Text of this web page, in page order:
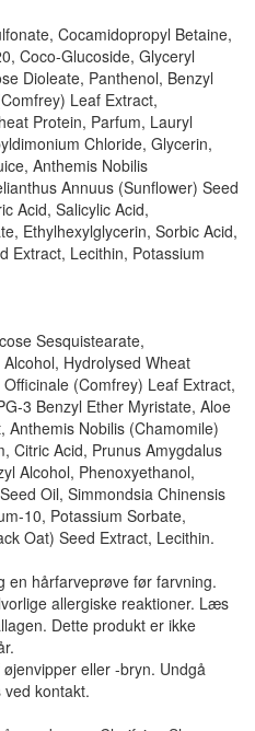
Cocamidopropyl Betaine,
Coco-Glucoside, Glyceryl
Dioleate, Panthenol, Benzyl
Leaf Extract,
Protein, Parfum, Lauryl
Chloride, Glycerin,
Anthemis Nobilis
Annuus (Sunflower) Seed
Acid, Salicylic Acid,
Ethylhexylglycerin, Sorbic Acid,
Extract, Lecithin, Potassium
Sesquistearate,
Hydrolysed Wheat
(Comfrey) Leaf Extract,
3 Benzyl Ether Myristate, Aloe
Anthemis Nobilis (Chamomile)
Citric Acid, Prunus Amygdalus
Alcohol, Phenoxyethanol,
Oil, Simmondsia Chinensis
10, Potassium Sorbate,
Oat) Seed Extract, Lecithin.
en hårfarveprøve før farvning.
allergiske reaktioner. Læs
Dette produkt er ikke
eller -bryn. Undgå
kontakt.